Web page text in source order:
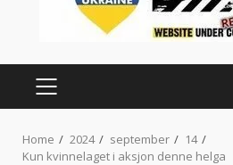
PRIMARY
MENU
Home 2024 september
14
Kun kvinnelaget i aksjon denne helga